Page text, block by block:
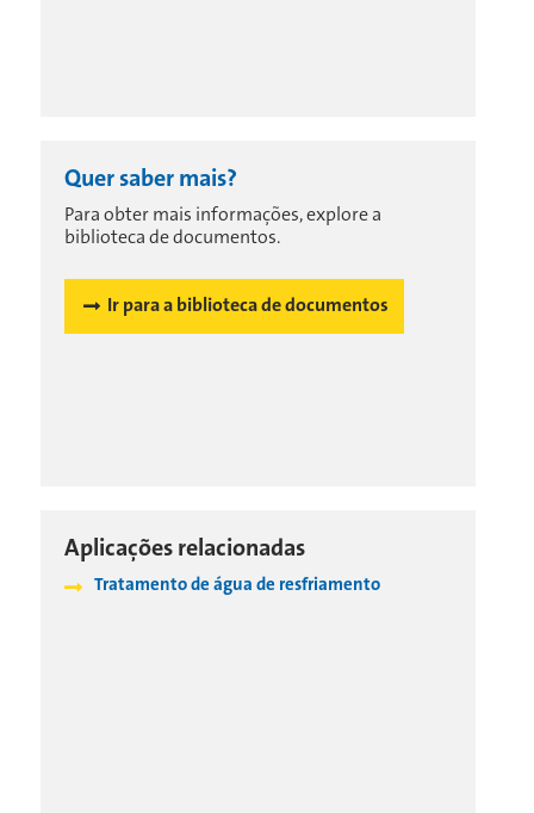
Quer saber mais?
Para obter mais informações, explore a
biblioteca de documentos.
Ir para a biblioteca de documentos
Aplicações relacionadas
Tratamento de água de resfriamento